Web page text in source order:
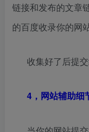
链接和发布的文章
的百度收录你的网站
收集好了后提
4，网站辅助细